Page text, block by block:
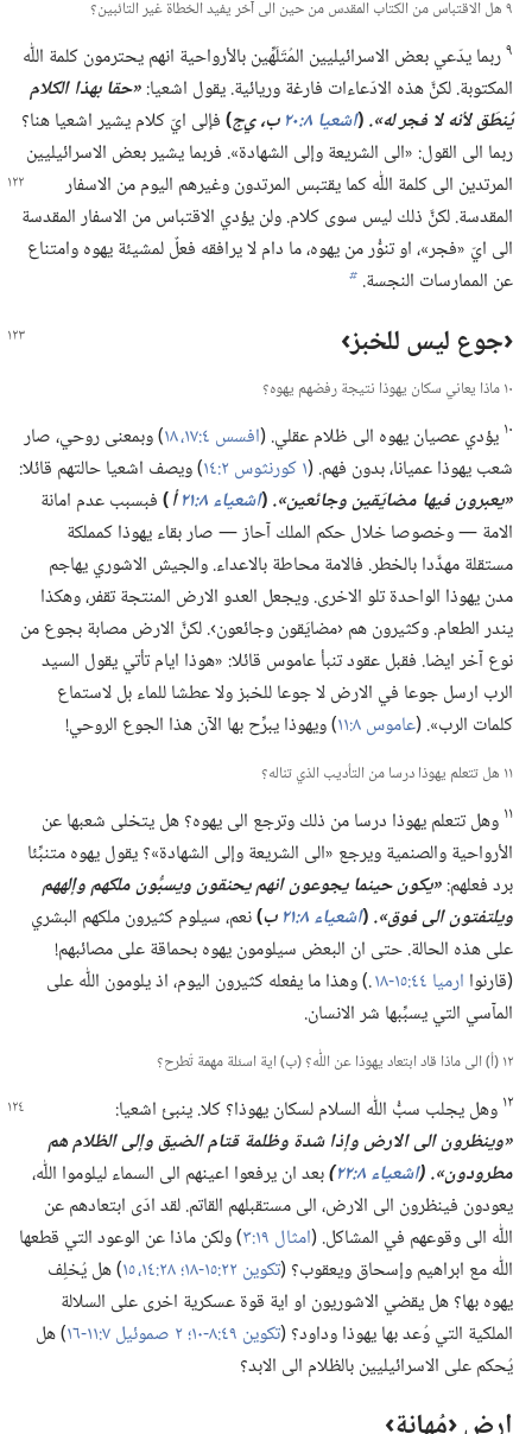
٩ هل الاقتباس من الكتاب المقدس من حين الى آخر يفيد الخطاة غير التائبين؟‏
٩ربما يدّعي بعض الاسرائيليين المُتَلَهِّين بالأرواحية انهم يحترمون كلمة اللّٰه
المكتوبة.‏ لكنَّ هذه الادّعاءات فارغة وريائية.‏ يقول اشعيا:‏‏«حقا بهذا الكلام
يُنطَق لأنه لا فجر له».‏(‏اشعيا ٨:‏٢٠ ب،‏ ي‌ج‏)‏فإلى ايّ كلام يشير اشعيا هنا؟‏
ربما الى القول:‏ «الى الشريعة وإلى الشهادة».‏ فربما يشير بعض الاسرائيليين
المرتدين الى كلمة اللّٰه كما يقتبس المرتدون وغيرهم اليوم من الاسفار
المقدسة.‏ لكنَّ ذلك ليس سوى كلام.‏ ولن يؤدي الاقتباس من الاسفار المقدسة
الى ايّ «فجر»،‏ او تنوُّر من يهوه،‏ ما دام لا يرافقه فعلٌ لمشيئة يهوه وامتناع
عن الممارسات النجسة.‏ b
‏‹جوع ليس للخبز›‏
١٠ ماذا يعاني سكان يهوذا نتيجة رفضهم يهوه؟‏
١٠ يؤدي عصيان يهوه الى ظلام عقلي.‏ (‏افسس ٤:‏​١٧،‏ ١٨
‏)‏ وبمعنى روحي،‏ صار
شعب يهوذا عميانا،‏ بدون فهم.‏ (‏١ كورنثوس ٢:‏١٤
‏)‏ ويصف اشعيا حالتهم قائلا:‏
‏«يعبرون فيها مضايَقين وجائعين».‏(‏اشعياء ٨:‏٢١ أ)‏فبسبب عدم امانة
الامة —‏ وخصوصا خلال حكم الملك آحاز —‏ صار بقاء يهوذا كمملكة
مستقلة مهدَّدا بالخطر.‏ فالامة محاطة بالاعداء.‏ والجيش الاشوري يهاجم
مدن يهوذا الواحدة تلو الاخرى.‏ ويجعل العدو الارض المنتجة تقفر،‏ وهكذا
يندر الطعام.‏ وكثيرون هم ‹مضايَقون وجائعون›.‏ لكنَّ الارض مصابة بجوع من
نوع آخر ايضا.‏ فقبل عقود تنبأ عاموس قائلا:‏ «هوذا ايام تأتي يقول السيد
الرب ارسل جوعا في الارض لا جوعا للخبز ولا عطشا للماء بل لاستماع
كلمات الرب».‏ (‏عاموس ٨:‏١١ ‏)‏ ويهوذا يبرِّح بها الآن هذا الجوع الروحي!‏
١١ هل تتعلم يهوذا درسا من التأديب الذي تناله؟‏
١١ وهل تتعلم يهوذا درسا من ذلك وترجع الى يهوه؟‏ هل يتخلى شعبها عن
الأرواحية والصنمية ويرجع «الى الشريعة وإلى الشهادة»؟‏ يقول يهوه متنبِّئا
برد فعلهم:‏‏«يكون حينما يجوعون انهم يحنقون ويسبُّون ملكهم وإلههم
ويلتفتون الى فوق».‏(‏اشعياء ٨:‏٢١ ب‏)‏نعم،‏ سيلوم كثيرون ملكهم البشري
على هذه الحالة.‏ حتى ان البعض سيلومون يهوه بحماقة على مصائبهم!‏
(‏قارنوا ارميا ٤٤:‏​١٥-‏١٨
.‏)‏ وهذا ما يفعله كثيرون اليوم،‏ اذ يلومون اللّٰه على
المآ‌سي التي يسبِّبها شر الانسان.‏
١٢ (‏أ)‏ الى ماذا قاد ابتعاد يهوذا عن اللّٰه؟‏ (‏ب)‏ اية اسئلة مهمة تُطرح؟‏
١٢ وهل يجلب سبُّ اللّٰه السلام لسكان يهوذا؟‏ كلا.‏ ينبئ اشعيا:‏
‏«وينظرون الى الارض وإذا شدة وظلمة قتام الضيق وإلى الظلام هم
مطرودون».‏ (‏اشعياء ٨:‏٢٢ ‏)‏بعد ان يرفعوا اعينهم الى السماء ليلوموا اللّٰه،‏
يعودون فينظرون الى الارض،‏ الى مستقبلهم القاتم.‏ لقد ادّى ابتعادهم عن
اللّٰه الى وقوعهم في المشاكل.‏ (‏امثال ١٩:‏٣
‏)‏ ولكن ماذا عن الوعود التي قطعها
اللّٰه مع ابراهيم وإسحاق ويعقوب؟‏ (‏تكوين ٢٢:‏​١٥-‏١٨؛‏
‏)‏ هل يُخلِف
يهوه بها؟‏ هل يقضي الاشوريون او اية قوة عسكرية اخرى على السلالة
الملكية التي وُعد بها يهوذا وداود؟‏ (‏تكوين ٤٩:‏​٨-‏١٠؛‏
‏)‏ هل
يُحكم على الاسرائيليين بالظلام الى الابد؟‏